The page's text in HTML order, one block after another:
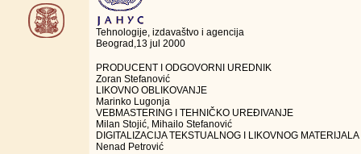
Tehnologije, izdavaštvo i agencija
Beograd,13 jul 2000
PRODUCENT I ODGOVORNI UREDNIK
Zoran Stefanović
LIKOVNO OBLIKOVANJE
Marinko Lugonja
VEBMASTERING I TEHNIČKO UREĐIVANJE
Milan Stojić, Mihailo Stefanović
DIGITALIZACIJA TEKSTUALNOG I LIKOVNOG MATERIJALA
Nenad Petrović